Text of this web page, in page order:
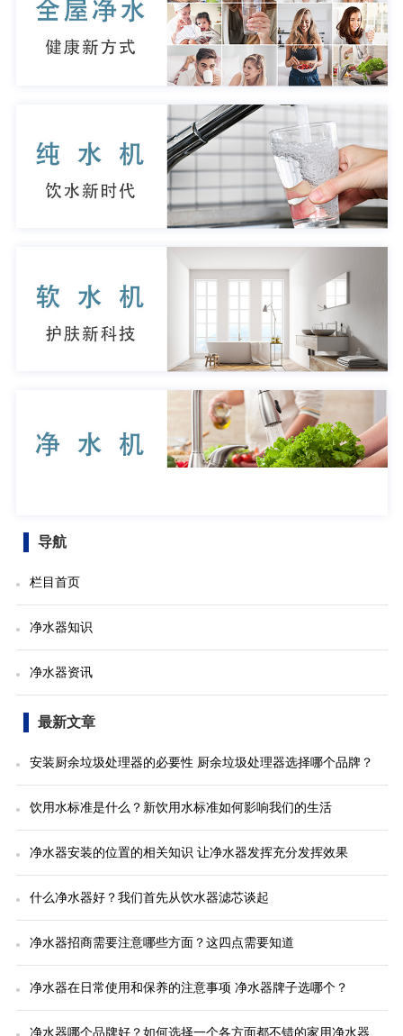
导航
栏目首页
净水器知识
净水器资讯
最新文章
安装厨余垃圾处理器的必要性 厨余垃圾处理器选择哪个品牌？
饮用水标准是什么？新饮用水标准如何影响我们的生活
净水器安装的位置的相关知识 让净水器发挥充分发挥效果
什么净水器好？我们首先从饮水器滤芯谈起
净水器招商需要注意哪些方面？这四点需要知道
净水器在日常使用和保养的注意事项 净水器牌子选哪个？
净水器哪个品牌好？如何选择一个各方面都不错的家用净水器...